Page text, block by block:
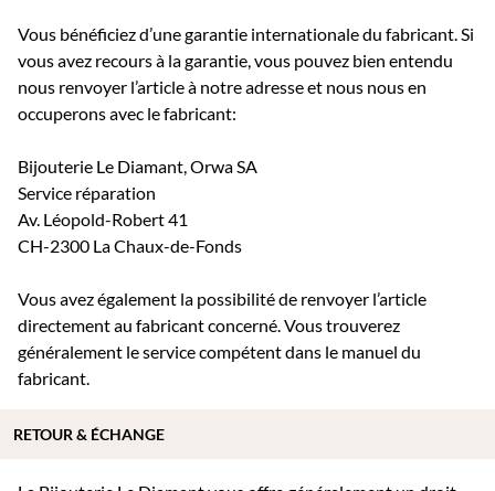
Vous bénéficiez d’une garantie internationale du fabricant. Si
vous avez recours à la garantie, vous pouvez bien entendu
nous renvoyer l’article à notre adresse et nous nous en
occuperons avec le fabricant:
Bijouterie Le Diamant, Orwa SA
Service réparation
Av. Léopold-Robert 41
CH-2300 La Chaux-de-Fonds
Vous avez également la possibilité de renvoyer l’article
directement au fabricant concerné. Vous trouverez
généralement le service compétent dans le manuel du
fabricant.
RETOUR & ÉCHANGE